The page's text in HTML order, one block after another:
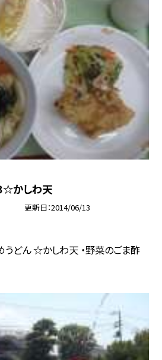
☆かしわ天
更新日 2014/06/13
うどん ☆かしわ天 ・野菜のごま酢